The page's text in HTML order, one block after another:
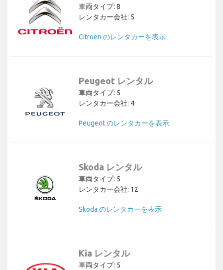
車両タイプ: 8
レンタカー会社: 5
Citroen のレンタカーを表示
Peugeot レンタル
車両タイプ: 5
レンタカー会社: 4
Peugeot のレンタカーを表示
Skoda レンタル
車両タイプ: 5
レンタカー会社: 12
Skoda のレンタカーを表示
Kia レンタル
車両タイプ: 5